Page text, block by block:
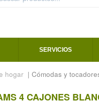
SERVICIOS
hogar | Cómodas y
4 CAJONES